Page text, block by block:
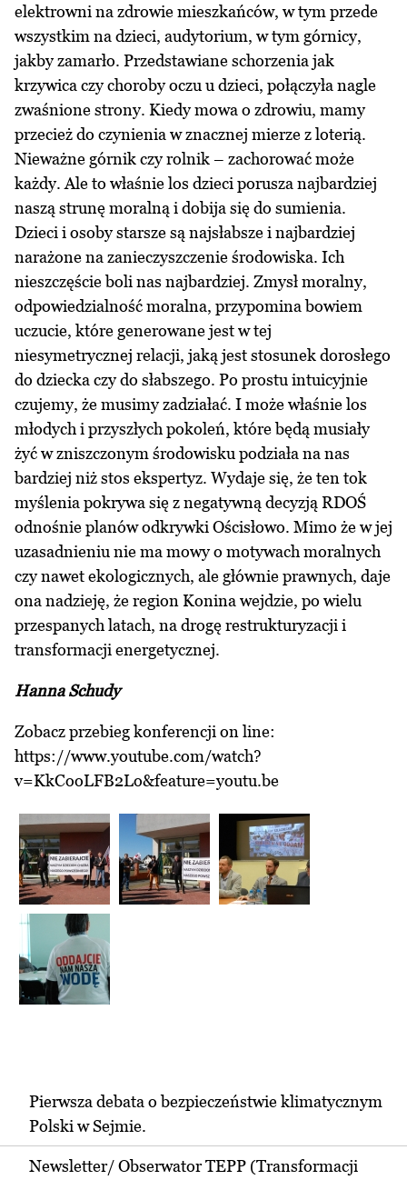
elektrowni na zdrowie mieszkańców, w tym przede
wszystkim na dzieci, audytorium, w tym górnicy,
jakby zamarło. Przedstawiane schorzenia jak
krzywica czy choroby oczu u dzieci, połączyła nagle
zwaśnione strony. Kiedy mowa o zdrowiu, mamy
przecież do czynienia w znacznej mierze z loterią.
Nieważne górnik czy rolnik – zachorować może
każdy. Ale to właśnie los dzieci porusza najbardziej
naszą strunę moralną i dobija się do sumienia.
Dzieci i osoby starsze są najsłabsze i najbardziej
narażone na zanieczyszczenie środowiska. Ich
nieszczęście boli nas najbardziej. Zmysł moralny,
odpowiedzialność moralna, przypomina bowiem
uczucie, które generowane jest w tej
niesymetrycznej relacji, jaką jest stosunek dorosłego
do dziecka czy do słabszego. Po prostu intuicyjnie
czujemy, że musimy zadziałać. I może właśnie los
młodych i przyszłych pokoleń, które będą musiały
żyć w zniszczonym środowisku podziała na nas
bardziej niż stos ekspertyz. Wydaje się, że ten tok
myślenia pokrywa się z negatywną decyzją RDOŚ
odnośnie planów odkrywki Ościsłowo. Mimo że w jej
uzasadnieniu nie ma mowy o motywach moralnych
czy nawet ekologicznych, ale głównie prawnych, daje
ona nadzieję, że region Konina wejdzie, po wielu
przespanych latach, na drogę restrukturyzacji i
transformacji energetycznej.
Hanna Schudy
Zobacz przebieg konferencji on line:
https://www.youtube.com/watch?
v=KkCooLFB2Lo&feature=youtu.be
Pierwsza debata o bezpieczeństwie klimatycznym
Polski w Sejmie.
Newsletter/ Obserwator TEPP (Transformacji